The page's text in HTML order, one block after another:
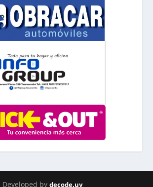
Developed by decode.uy